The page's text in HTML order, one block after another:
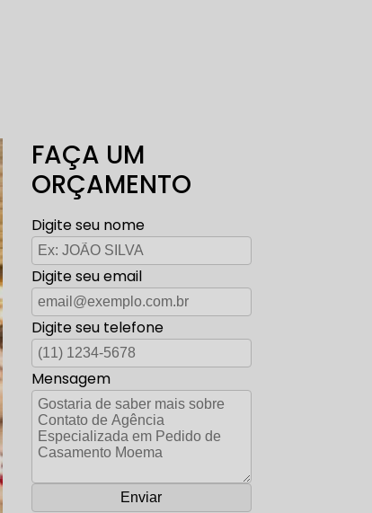
FAÇA UM
ORÇAMENTO
Digite seu nome
Digite seu email
Digite seu telefone
Mensagem